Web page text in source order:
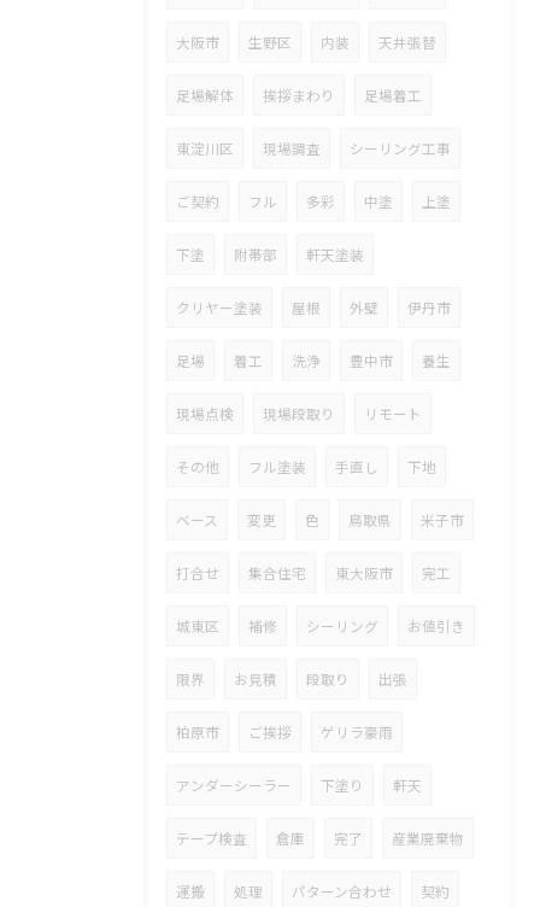
大阪市 生野区 内装 天井張替
足場解体 挨拶まわり 足場着工
東淀川区 現場調査 シーリング工事
ご契約 フル 多彩 中塗 上塗
下塗 附帯部 軒天塗装
クリヤー塗装 屋根 外壁 伊丹市
足場 着工 洗浄 豊中市 養生
現場点検 現場段取り リモート
その他 フル塗装 手直し 下地
ベース 変更 色 鳥取県 米子市
打合せ 集合住宅 東大阪市 完工
城東区 補修 シーリング お値引き
限界 お見積 段取り 出張
柏原市 ご挨拶 ゲリラ豪雨
アンダーシーラー 下塗り 軒天
テープ検査 倉庫 完了 産業廃棄物
運搬 処理 パターン合わせ 契約